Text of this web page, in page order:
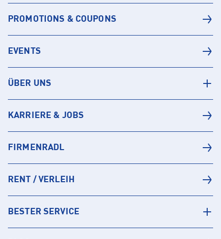
PROMOTIONS & COUPONS
EVENTS
ÜBER UNS
KARRIERE & JOBS
FIRMENRADL
RENT / VERLEIH
BESTER SERVICE